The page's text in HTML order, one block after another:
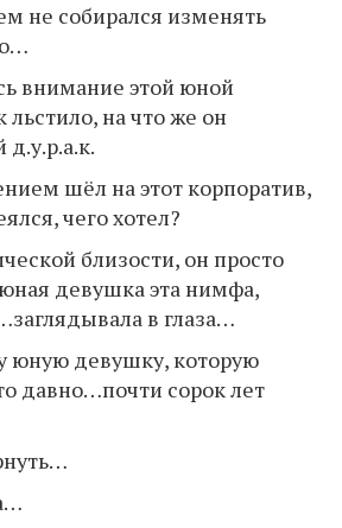
не собирался изменять
внимание этой юной
на что же он
д.у.р.а.к.
шёл на этот корпоратив,
чего хотел?
близости, он просто
девушка эта нимфа,
в глаза…
юную девушку, которую
давно…почти сорок лет